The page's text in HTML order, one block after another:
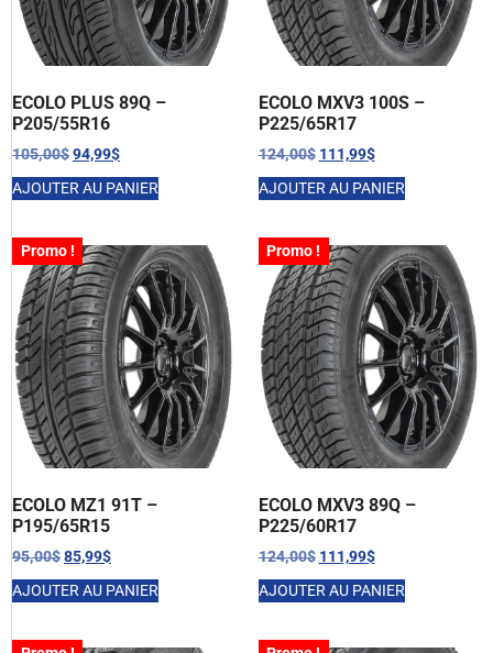
ECOLO PLUS 89Q –
P205/55R16
105,00$94,99$
AJOUTER AU PANIER
ECOLO MXV3 100S –
P225/65R17
124,00$ 111,99$
AJOUTER AU PANIER
Promo !
ECOLO MZ1 91T –
P195/65R15
95,00$85,99$
AJOUTER AU PANIER
Promo !
ECOLO MXV3 89Q –
P225/60R17
124,00$ 111,99$
AJOUTER AU PANIER